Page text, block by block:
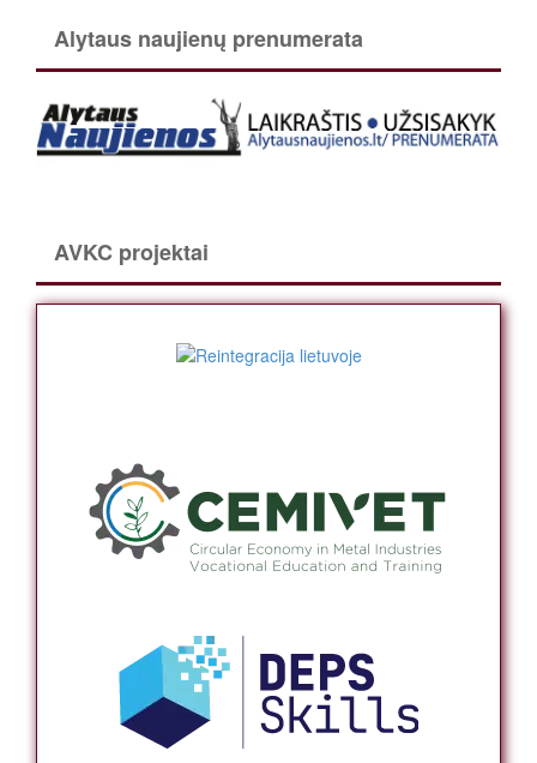
Alytaus naujienų prenumerata
AVKC projektai